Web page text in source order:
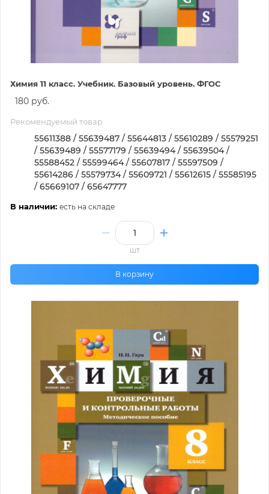
Химия 11 класс. Учебник. Базовый уровень. ФГОС
180 руб.
Рекомендуемый товар
55611388 / 55639487 / 55644813 / 55610289 / 55579251
/ 55639489 / 55577179 / 55639494 / 55639504 /
55588452 / 55599464 / 55607817 / 55597509 /
55614286 / 55579734 / 55609721 / 55612615 / 55585195
/ 65669107 / 65647777
В наличии: есть на складе
шт
В корзину